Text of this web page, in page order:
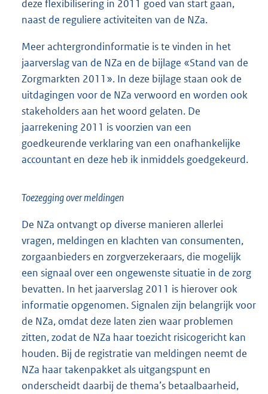
deze flexibilisering in 2011 goed van start gaan,
naast de reguliere activiteiten van de NZa.
Meer achtergrondinformatie is te vinden in het
jaarverslag van de NZa en de bijlage «Stand van de
Zorgmarkten 2011». In deze bijlage staan ook de
uitdagingen voor de NZa verwoord en worden ook
stakeholders aan het woord gelaten. De
jaarrekening 2011 is voorzien van een
goedkeurende verklaring van een onafhankelijke
accountant en deze heb ik inmiddels goedgekeurd.
Toezegging over meldingen
De NZa ontvangt op diverse manieren allerlei
vragen, meldingen en klachten van consumenten,
zorgaanbieders en zorgverzekeraars, die mogelijk
een signaal over een ongewenste situatie in de zorg
bevatten. In het jaarverslag 2011 is hierover ook
informatie opgenomen. Signalen zijn belangrijk voor
de NZa, omdat deze laten zien waar problemen
zitten, zodat de NZa haar toezicht risicogericht kan
houden. Bij de registratie van meldingen neemt de
NZa haar takenpakket als uitgangspunt en
onderscheidt daarbij de thema’s betaalbaarheid,